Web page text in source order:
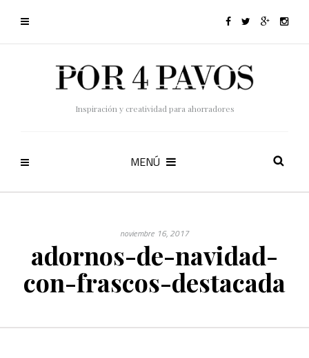
Inspiración y creatividad para ahorradores
MENÚ
noviembre 16, 2017
adornos-de-navidad-
con-frascos-destacada